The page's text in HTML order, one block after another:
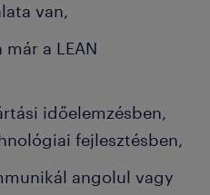
van,
a LEAN
időelemzésben,
fejlesztésben,
angolul vagy